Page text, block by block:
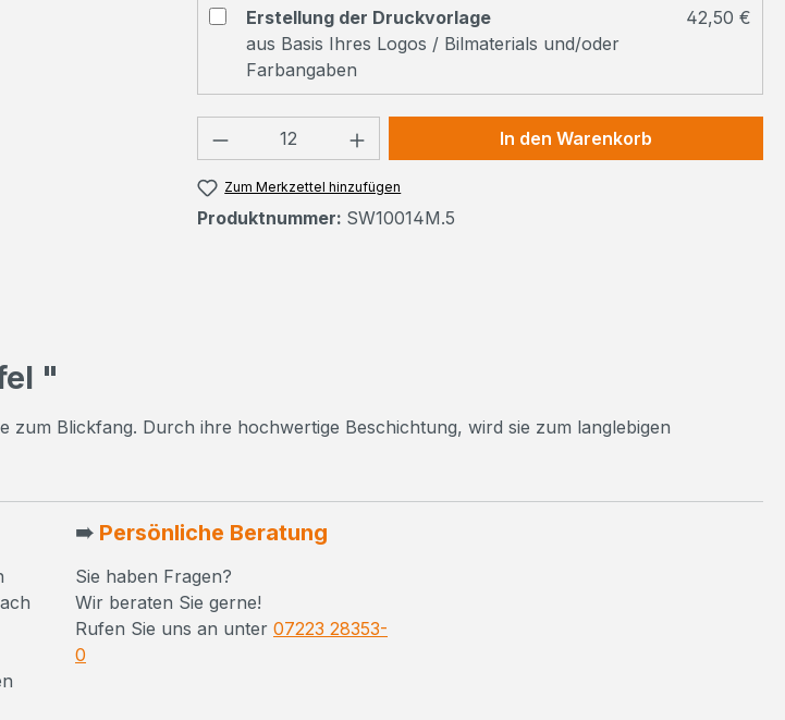
Erstellung der Druckvorlage
aus Basis Ihres Logos / Bilmaterials und/oder
Farbangaben
42,50 €
Produkt Anzahl: Gib den gewünschten Wert
In den Warenkorb
Zum Merkzettel hinzufügen
Produktnummer: SW10014M.5
"
Blickfang. Durch ihre hochwertige Beschichtung, wird sie zum langlebigen
➠ Persönliche Beratung
Sie haben Fragen?
Wir beraten Sie gerne!
Rufen Sie uns an unter 07223 28353-
0